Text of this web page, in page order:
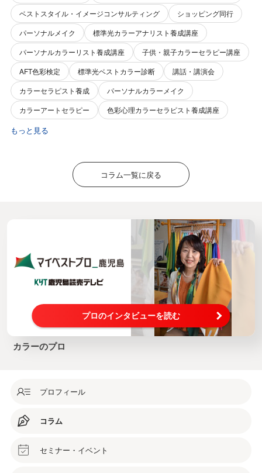
ベストスタイル・イメージコンサルティング
ショッピング同行
パーソナルメイク
標準光カラーアナリスト養成講座
パーソナルカラーリスト養成講座
子供・親子カラーセラピー講座
AFT色彩検定
標準光ベストカラー診断
講話・講演会
カラーセラピスト養成
パーソナルカラーメイク
カラーアートセラピー
色彩心理カラーセラピスト養成講座
もっと見る
コラム一覧に戻る
プロのインタビューを読む
カラーのプロ
プロフィール
コラム
セミナー・イベント